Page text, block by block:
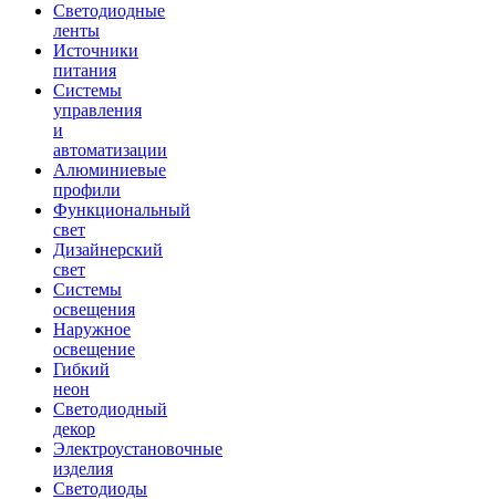
Светодиодные
ленты
Источники
питания
Системы
управления
и
автоматизации
Алюминиевые
профили
Функциональный
свет
Дизайнерский
свет
Системы
освещения
Наружное
освещение
Гибкий
неон
Светодиодный
декор
Электроустановочные
изделия
Светодиоды